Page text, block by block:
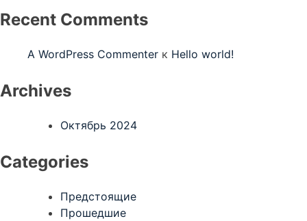
Recent Comments
A WordPress Commenter к Hello world!
Archives
Октябрь 2024
Categories
Предстоящие
Прошедшие